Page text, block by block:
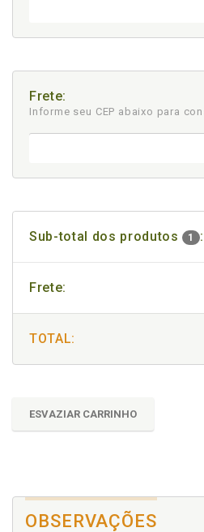
Frete:
Informe seu CEP abaixo para
Sub-total dos produtos 1 :
Frete:
TOTAL:
ESVAZIAR CARRINHO
OBSERVAÇÕES